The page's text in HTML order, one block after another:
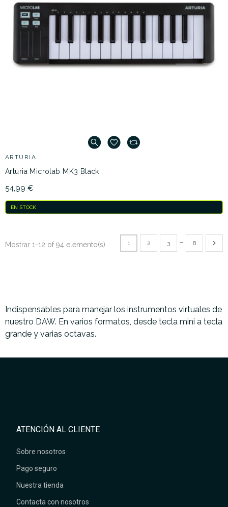
ARTURIA
Arturia Microlab MK3 Black
54,99 €
EN STOCK
Mostrar 1-12 of 94 elemento(s) 1 2 3 … 8
Indispensables para manejar los instrumentos virtuales de
nuestro DAW. En varios formatos, desde tecla mini a tecla
grande y varias octavas.
ATENCIÓN AL CLIENTE
Sobre nosotros
Pago seguro
Nuestra tienda
Contacta con nosotros